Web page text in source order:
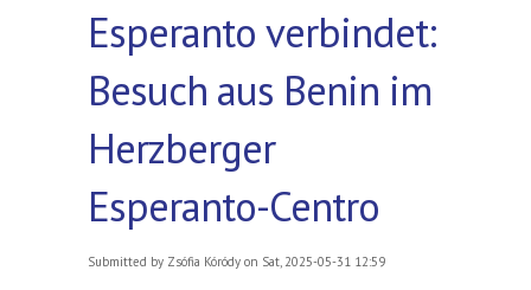
Esperanto verbindet:
Besuch aus Benin im
Herzberger
Esperanto-Centro
Submitted by Zsófia Kóródy on Sat, 2025-05-31 12:59